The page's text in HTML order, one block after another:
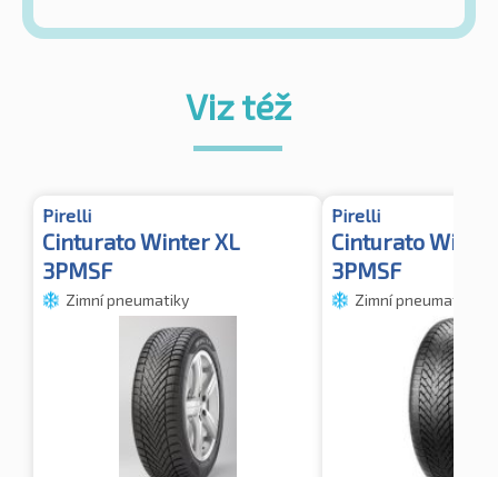
Viz též
Pirelli
Cinturato Winter XL
3PMSF
Zimní pneumatiky
Pirelli
Cinturato
3PMSF
Zimní pneumatiky